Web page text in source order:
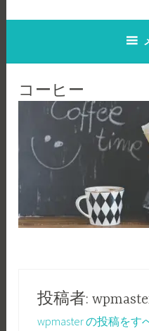
コーヒー
投稿者:
wpmaster の投稿をす